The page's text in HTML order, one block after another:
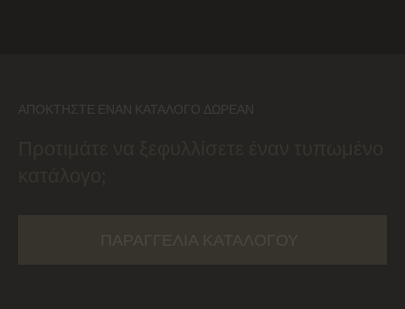
ΑΠΟΚΤΉΣΤΕ ΈΝΑΝ ΚΑΤΆΛΟΓΟ ΔΩΡΕΆΝ